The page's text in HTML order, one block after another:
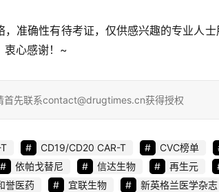
，准确性有待考证，仅供感兴趣的专业人
衷心感谢！~
首先联系contact@drugtimes.cn获得授权
CD19/CD20 CAR-T CVC榜单
依帕戈替尼 信达生物 再生元
誉医药 宜联生物 新英格兰医学杂志